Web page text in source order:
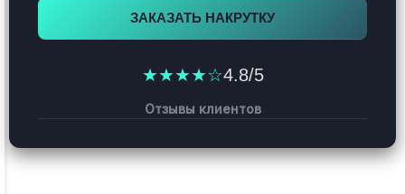
ЗАКАЗАТЬ НАКРУТКУ
★★★★☆4.8/5
Отзывы клиентов